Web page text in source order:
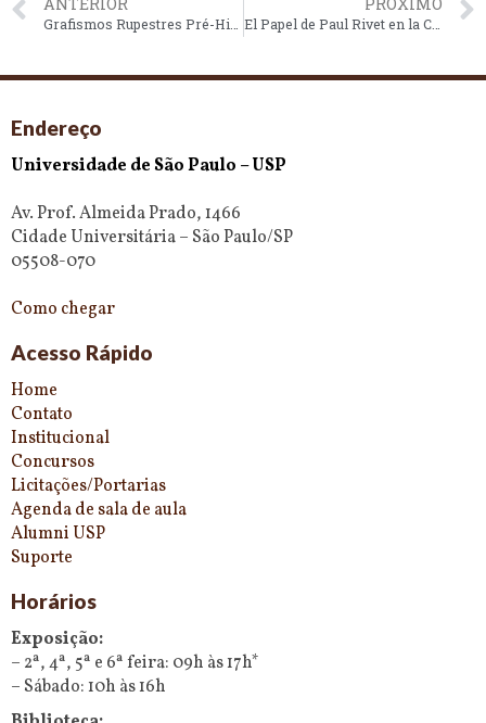
Grafismos Rupestres Pré-Históricos El Papel de Paul Rivet en la Consolidacíon de la Antropologia Colombiana y la Creacíon del Instituto Etnológico Nacional
Endereço
Universidade de São Paulo – USP
Av. Prof. Almeida Prado, 1466
Cidade Universitária – São Paulo/SP
05508-070
Como chegar
Acesso Rápido
Home
Contato
Institucional
Concursos
Licitações/Portarias
Agenda de sala de aula
Alumni USP
Suporte
Horários
Exposição:
– 2ª, 4ª, 5ª e 6ª feira: 09h às 17h*
– Sábado: 10h às 16h